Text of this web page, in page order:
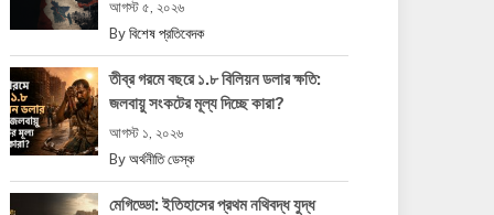
আগস্ট ৫, ২০২৬
By বিশেষ প্রতিবেদক
তীব্র গরমে বছরে ১.৮ বিলিয়ন ডলার ক্ষতি:
জলবায়ু সংকটের মূল্য দিচ্ছে কারা?
আগস্ট ১, ২০২৬
By অর্থনীতি ডেস্ক
মেগিড্ডো: ইতিহাসের প্রথম নথিবদ্ধ যুদ্ধ